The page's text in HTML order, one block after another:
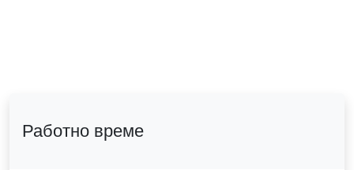
Работно време